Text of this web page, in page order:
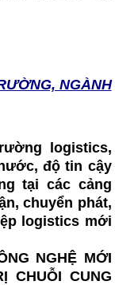
NGÀNH
logistics,
độ tin cậy
tại các cảng
chuyển phát,
logistics mới
NGHỆ MỚI
CHUỖI CUNG